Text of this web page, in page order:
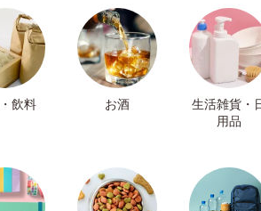
飲料 お酒
生活雑貨・
用品